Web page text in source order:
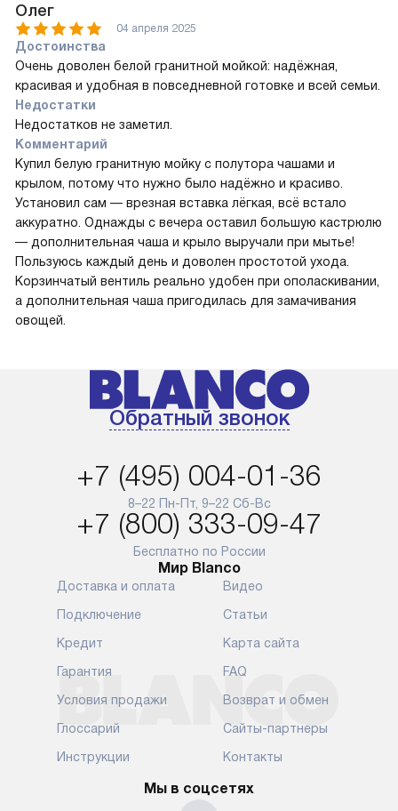
Олег
04 апреля 2025
Достоинства
Очень доволен белой гранитной мойкой: надёжная,
красивая и удобная в повседневной готовке и всей семьи.
Недостатки
Недостатков не заметил.
Комментарий
Купил белую гранитную мойку с полутора чашами и
крылом, потому что нужно было надёжно и красиво.
Установил сам — врезная вставка лёгкая, всё встало
аккуратно. Однажды с вечера оставил большую кастрюлю
— дополнительная чаша и крыло выручали при мытье!
Пользуюсь каждый день и доволен простотой ухода.
Корзинчатый вентиль реально удобен при ополаскивании,
а дополнительная чаша пригодилась для замачивания
овощей.
Обратный звонок
+7 (495) 004-01-36
8–22 Пн-Пт, 9–22 Сб-Вс
+7 (800) 333-09-47
Бесплатно по России
Мир Blanco
Доставка и оплата
Подключение
Кредит
Гарантия
Условия продажи
Глоссарий
Инструкции
Видео
Статьи
Карта сайта
FAQ
Возврат и обмен
Сайты-партнеры
Контакты
Мы в соцсетях